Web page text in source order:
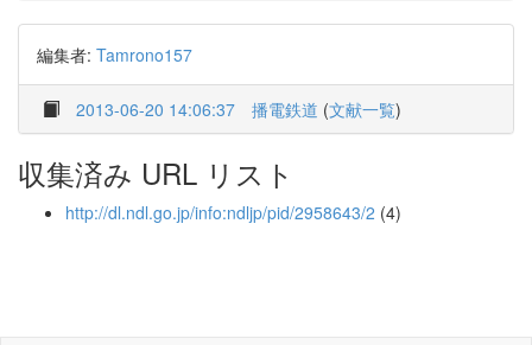
編集者: Tamrono157
2013-06-20 14:06:37 播電鉄道 (文献一覧)
収集済み URL リスト
http://dl.ndl.go.jp/info:ndljp/pid/2958643/2 (4)